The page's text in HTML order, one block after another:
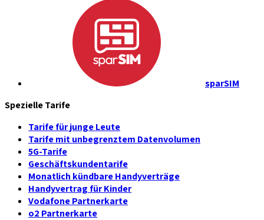
sparSIM
Spezielle Tarife
Tarife für junge Leute
Tarife mit unbegrenztem Datenvolumen
5G-Tarife
Geschäftskundentarife
Monatlich kündbare Handyverträge
Handyvertrag für Kinder
Vodafone Partnerkarte
o2 Partnerkarte